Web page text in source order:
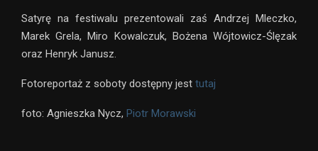
Satyrę na festiwalu prezentowali zaś Andrzej Mleczko,
Marek Grela, Miro Kowalczuk, Bożena Wójtowicz-Ślęzak
oraz Henryk Janusz.
Fotoreportaż z soboty dostępny jest tutaj
foto: Agnieszka Nycz, Piotr Morawski